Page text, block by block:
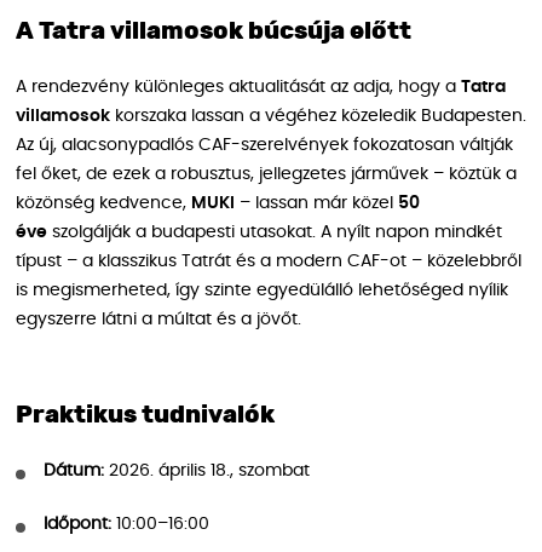
A Tatra villamosok búcsúja előtt
A rendezvény különleges aktualitását az adja, hogy a Tatra
villamosok korszaka lassan a végéhez közeledik Budapesten.
Az új, alacsonypadlós CAF-szerelvények fokozatosan váltják
fel őket, de ezek a robusztus, jellegzetes járművek – köztük a
közönség kedvence, MUKI – lassan már közel 50
éve szolgálják a budapesti utasokat. A nyílt napon mindkét
típust – a klasszikus Tatrát és a modern CAF-ot – közelebbről
is megismerheted, így szinte egyedülálló lehetőséged nyílik
egyszerre látni a múltat és a jövőt.
Praktikus tudnivalók
Dátum: 2026. április 18., szombat
Időpont: 10:00–16:00